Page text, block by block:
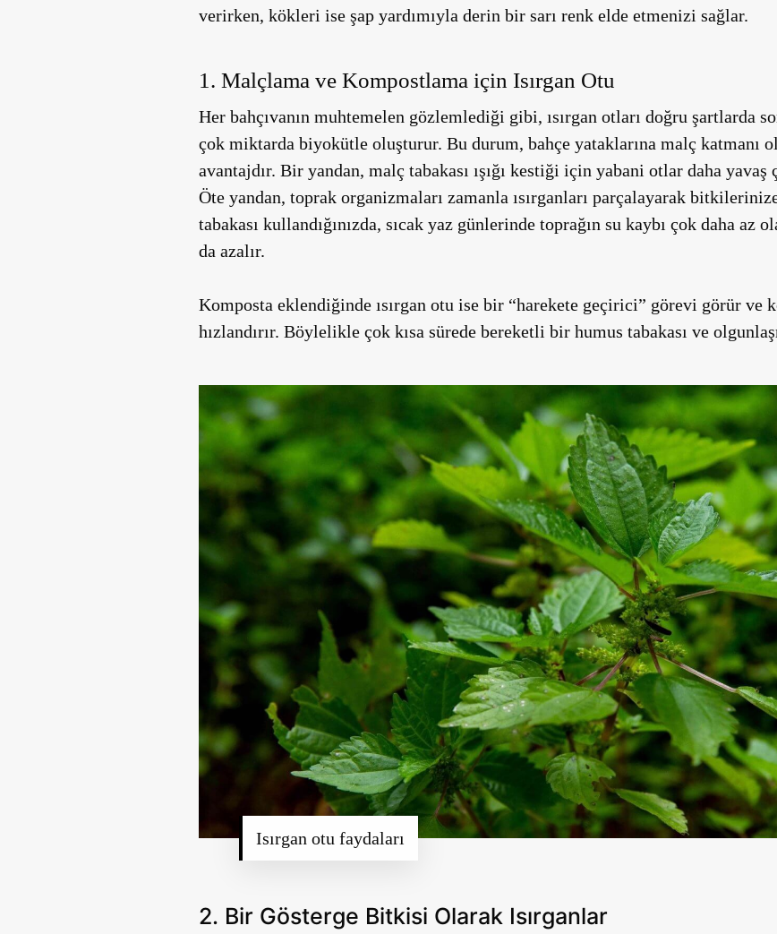
verirken, kökleri ise şap yardımıyla derin bir sarı renk elde etmenizi sağlar.
1. Malçlama ve Kompostlama için Isırgan Otu
Her bahçıvanın muhtemelen gözlemlediği gibi, ısırgan otları doğru şartlarda
çok miktarda biyokütle oluşturur. Bu durum, bahçe yataklarına malç katmanı
avantajdır. Bir yandan, malç tabakası ışığı kestiği için yabani otlar daha
Öte yandan, toprak organizmaları zamanla ısırganları parçalayarak
tabakası kullandığınızda, sıcak yaz günlerinde toprağın su kaybı çok daha az
da azalır.
Komposta eklendiğinde ısırgan otu ise bir “harekete geçirici” görevi görür ve
hızlandırır. Böylelikle çok kısa sürede bereketli bir humus tabakası ve
Isırgan otu faydaları
2. Bir Gösterge Bitkisi Olarak Isırganlar